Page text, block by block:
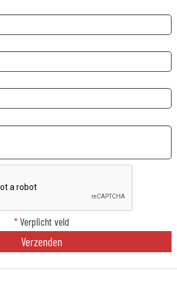
*Verplicht veld
Verzenden